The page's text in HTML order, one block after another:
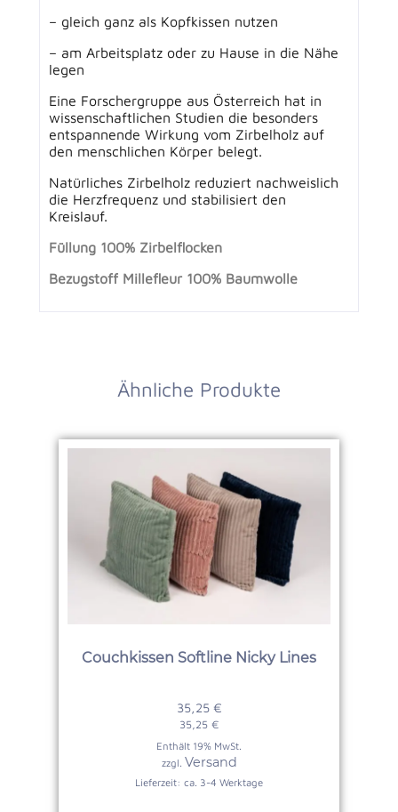
– gleich ganz als Kopfkissen nutzen
– am Arbeitsplatz oder zu Hause in die Nähe
legen
Eine Forschergruppe aus Österreich hat in
wissenschaftlichen Studien die besonders
entspannende Wirkung vom Zirbelholz auf
den menschlichen Körper belegt.
Natürliches Zirbelholz reduziert nachweislich
die Herzfrequenz und stabilisiert den
Kreislauf.
Füllung 100% Zirbelflocken
Bezugstoff Millefleur 100% Baumwolle
Ähnliche Produkte
Couchkissen Softline Nicky Lines
35,25 €
35,25 €
Enthält 19% MwSt.
zzgl. Versand
Lieferzeit: ca. 3-4 Werktage